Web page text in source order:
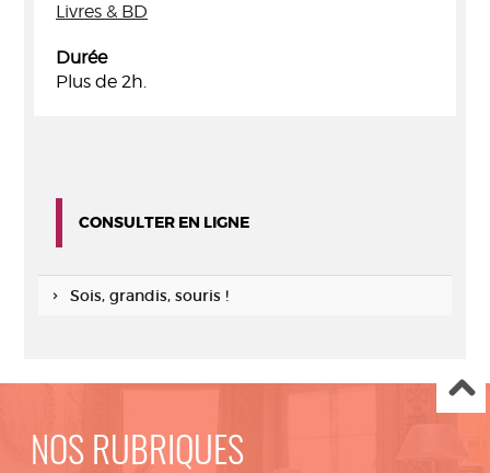
Livres & BD
Durée
Plus de 2h.
CONSULTER EN LIGNE
Sois, grandis, souris !
NOS RUBRIQUES